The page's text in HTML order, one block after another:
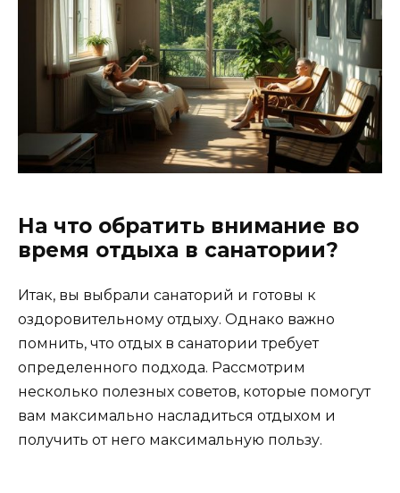
На что обратить внимание во
время отдыха в санатории?
Итак, вы выбрали санаторий и готовы к
оздоровительному отдыху. Однако важно
помнить, что отдых в санатории требует
определенного подхода. Рассмотрим
несколько полезных советов, которые помогут
вам максимально насладиться отдыхом и
получить от него максимальную пользу.